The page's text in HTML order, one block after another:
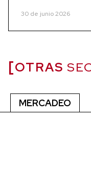
30 de junio 2026
OTRAS
MERCADEO